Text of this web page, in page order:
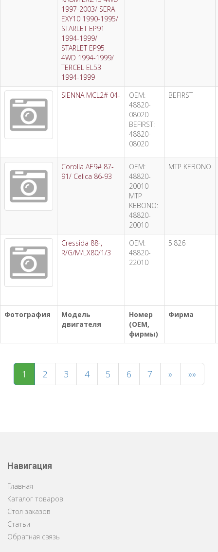
Фотография
Модель
двигателя
Номер
(OEM,
фирмы)
Фирма
1997-2003/ SERA
EXY10 1990-1995/
STARLET EP91
1994-1999/
STARLET EP95
4WD 1994-1999/
TERCEL EL53
1994-1999
SIENNA MCL2# 04-
OEM:
48820-
08020
BEFIRST:
48820-
08020
BEFIRST
Corolla AE9# 87-
91/ Celica 86-93
OEM:
48820-
20010
MTP
KEBONO:
48820-
20010
MTP KEBONO
Cressida 88-,
R/G/M/LX80/1/3
OEM:
48820-
22010
5'826
1 2 3 4 5 6 7 » »»
Навигация
Главная
Каталог товаров
Стол заказов
Статьи
Обратная связь